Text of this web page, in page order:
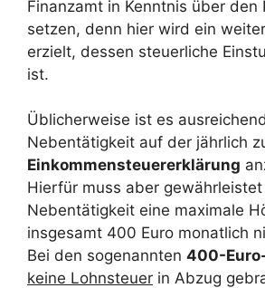
Finanzamt in Kenntnis über den
setzen, denn hier wird ein
erzielt, dessen steuerliche
ist.
Üblicherweise ist es
Nebentätigkeit auf der jährlich
Einkommensteuererklärung
Hierfür muss aber
Nebentätigkeit eine maximale
insgesamt 400 Euro monatlich
Bei den sogenannten 400-
keine Lohnsteuer in Abzug